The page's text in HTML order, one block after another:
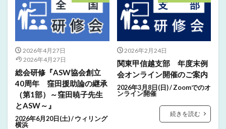
2026年4月27日
2026年4月27日
総会研修『ASW協会創立
40周年 窪田援助論の継承
（第1部）～窪田暁子先生
とASW～』
2026年6月20日(土) / ウィリング
横浜
2026年2月24日
関東甲信越支部 年度末例
会オンライン開催のご案内
2026年3月8日(日) / Zoomでのオ
ンライン開催
続きを読む